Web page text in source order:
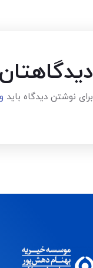
برای نوشتن دیدگاه باید